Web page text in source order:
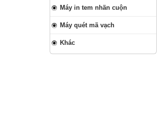
Máy in tem nhãn cuộn
Máy quét mã vạch
Khác